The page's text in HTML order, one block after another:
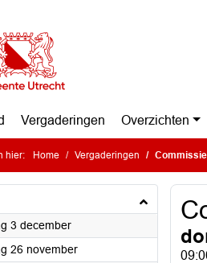
Vergaderingen Overzichten
hier: Home Vergaderingen
3 december2026
26 november2026